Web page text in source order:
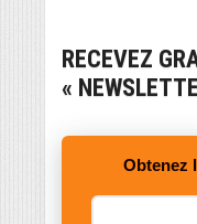
RECEVEZ
«
Obtenez